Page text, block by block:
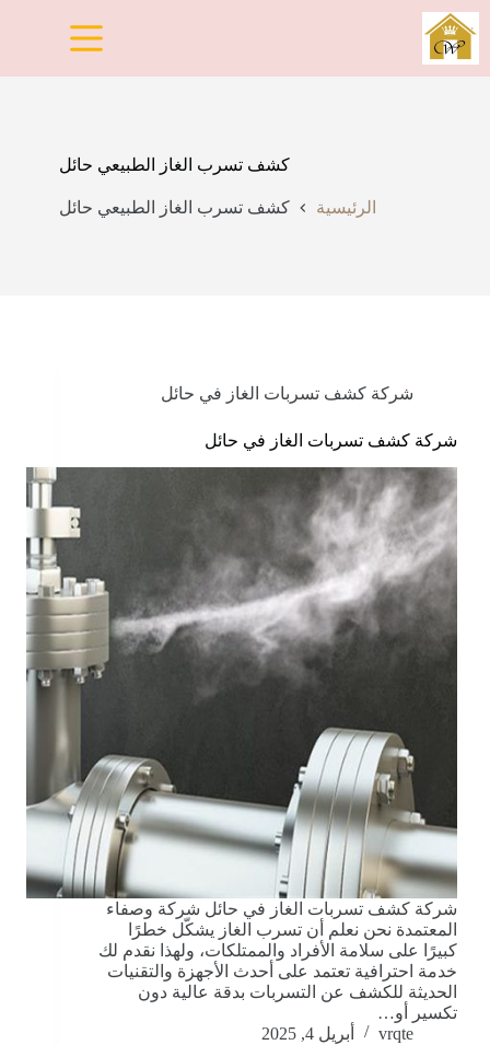
التجاوز
إلى
المحتوى
كشف تسرب الغاز الطبيعي حائل
الرئيسية كشف تسرب الغاز الطبيعي حائل
شركة كشف تسربات الغاز في حائل
شركة كشف تسربات الغاز في حائل
شركة كشف تسربات الغاز في حائل شركة وصفاء
المعتمدة نحن نعلم أن تسرب الغاز يشكّل خطرًا
كبيرًا على سلامة الأفراد والممتلكات، ولهذا نقدم لك
خدمة احترافية تعتمد على أحدث الأجهزة والتقنيات
الحديثة للكشف عن التسربات بدقة عالية دون
تكسير أو…
vrqte
أبريل 4, 2025